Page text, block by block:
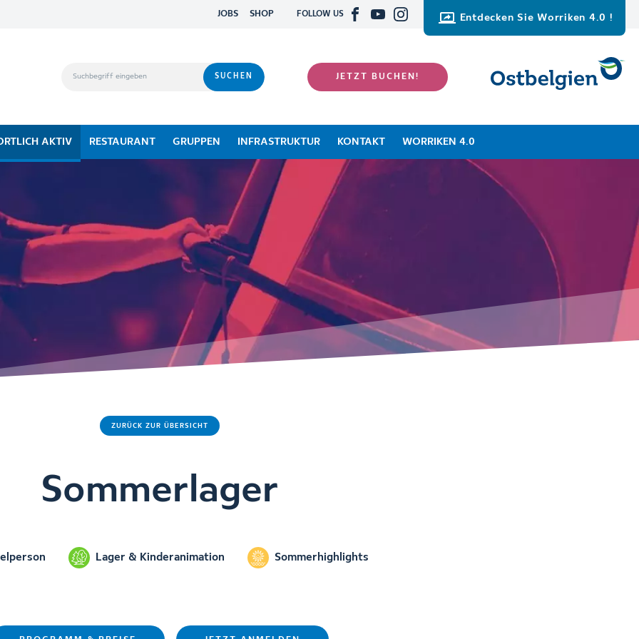
JOBS SHOP FOLLOW US Entdecken Sie Worriken 4.0 !
JETZT BUCHEN!
AKTIV RESTAURANT GRUPPEN INFRASTRUKTUR KONTAKT WORRIKEN 4.0
ZURÜCK ZUR ÜBERSICHT
Sommerlager
Lager & Kinderanimation Sommerhighlights